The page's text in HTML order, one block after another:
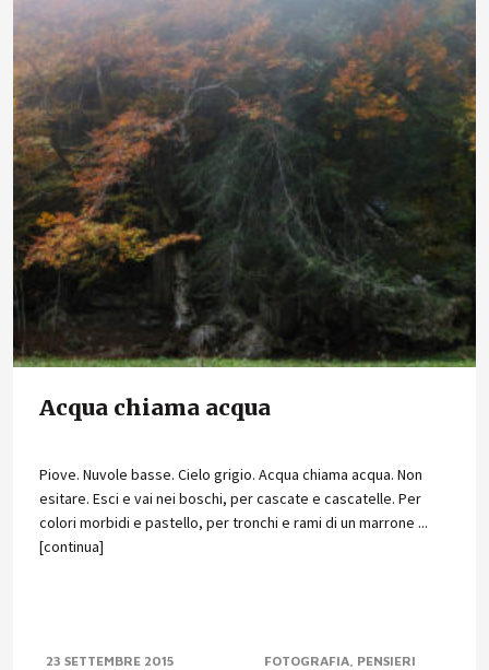
Acqua chiama acqua
Piove. Nuvole basse. Cielo grigio. Acqua chiama acqua. Non
esitare. Esci e vai nei boschi, per cascate e cascatelle. Per
colori morbidi e pastello, per tronchi e rami di un marrone ...
[continua]
23 SETTEMBRE 2015 FOTOGRAFIA PENSIERI